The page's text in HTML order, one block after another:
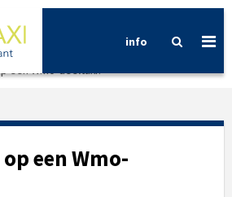
info
een Wmo-deeltaxi?
een Wmo-